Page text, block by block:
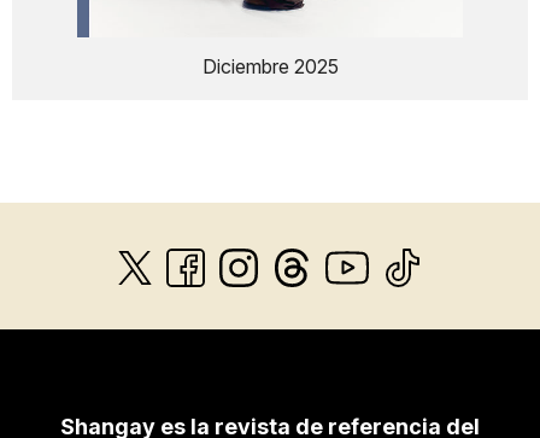
Diciembre 2025
Shangay es la revista de referencia del